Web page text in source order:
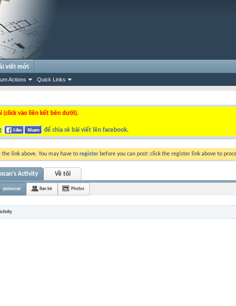
Actions Quick Links
viết mới
(click vào liên kết bên dưới).
để chia sẻ bài viết lên facebook.
the link above. You may have to register before you can post: click the register link above to
Activity Về tôi
yunuscan Bạn bè Photos